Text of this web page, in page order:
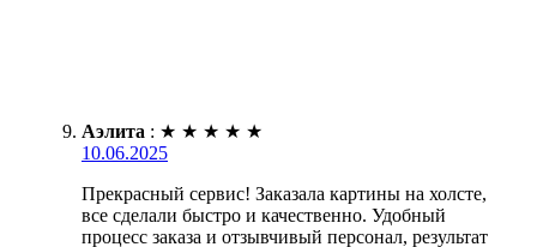
Аэлита : ★ ★ ★ ★ ★
10.06.2025
Прекрасный сервис! Заказала картины на холсте,
все сделали быстро и качественно. Удобный
процесс заказа и отзывчивый персонал, результат